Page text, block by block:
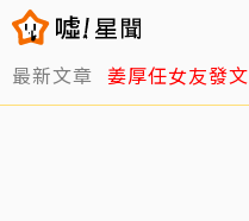
最新文章 姜厚任女友發文